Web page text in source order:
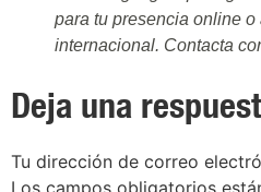
para tu presencia online
internacional. Contacta
Deja una
Tu dirección de correo